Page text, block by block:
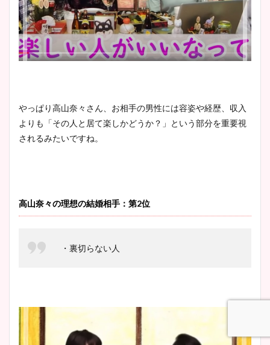
やっぱり高山奈々さん、お相手の男性には容姿や経歴、収入
よりも「その人と居て楽しかどうか？」という部分を重要視
されるみたいですね。
高山奈々の理想の結婚相手：第2位
・裏切らない人